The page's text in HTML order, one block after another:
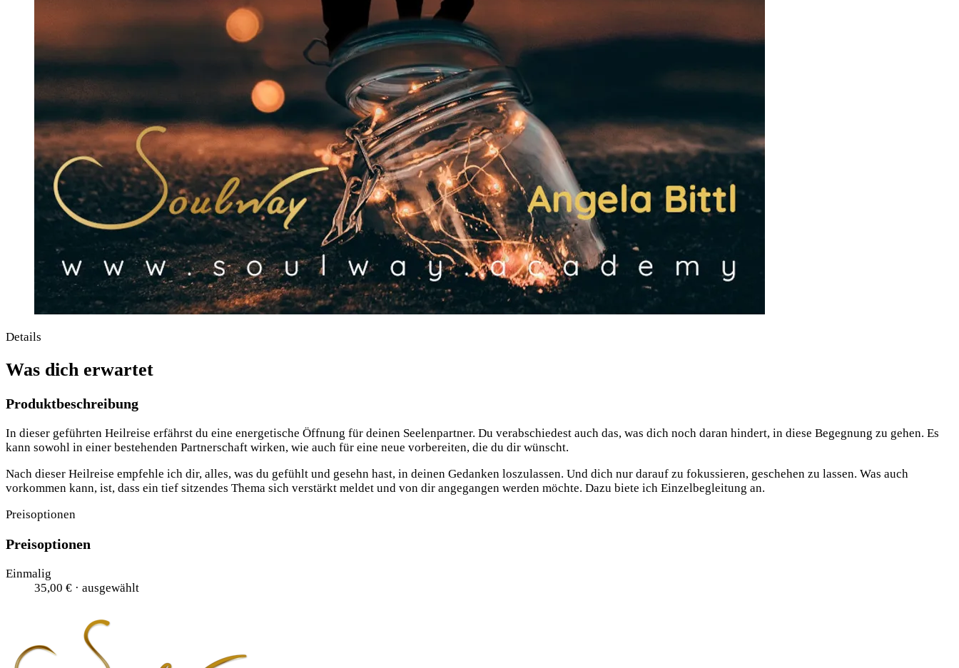
Details
Was dich erwartet
Produktbeschreibung
In dieser geführten Heilreise erfährst du eine energetische Öffnung für deinen Seelenpartner. Du verabschiedest auch das, was dich noch daran hindert, in diese Begegnung zu gehen. Es
kann sowohl in einer bestehenden Partnerschaft wirken, wie auch für eine neue vorbereiten, die du dir wünscht.
Nach dieser Heilreise empfehle ich dir, alles, was du gefühlt und gesehn hast, in deinen Gedanken loszulassen. Und dich nur darauf zu fokussieren, geschehen zu lassen. Was auch
vorkommen kann, ist, dass ein tief sitzendes Thema sich verstärkt meldet und von dir angegangen werden möchte. Dazu biete ich Einzelbegleitung an.
Preisoptionen
Preisoptionen
Einmalig
35,00 € · ausgewählt